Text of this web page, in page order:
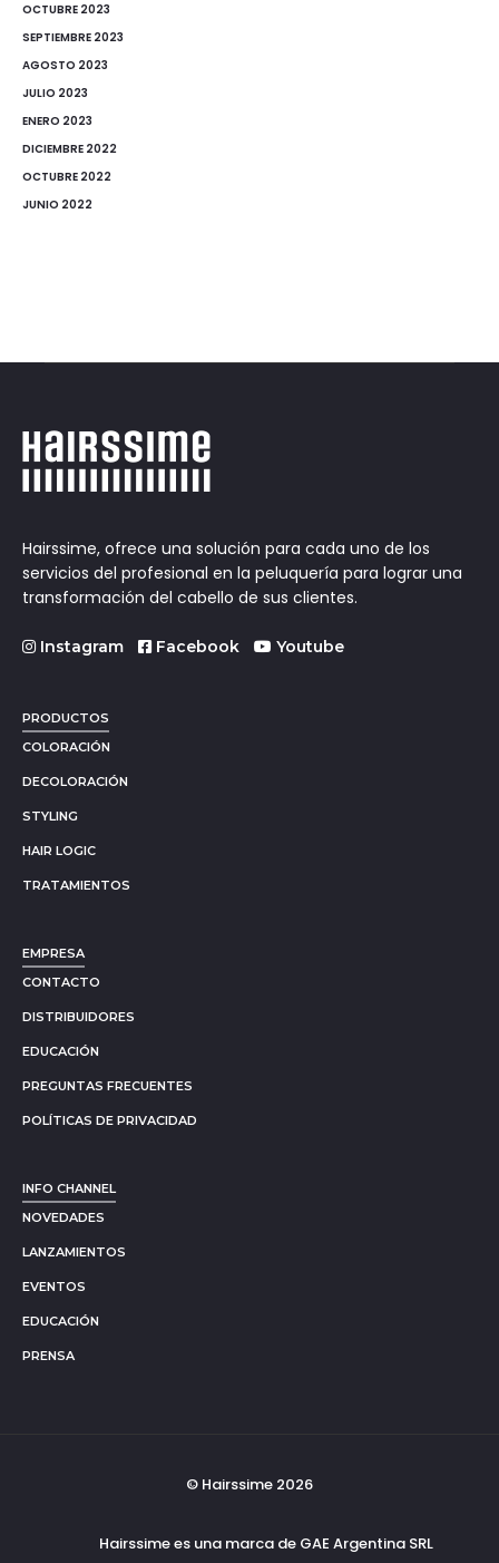
OCTUBRE 2023
SEPTIEMBRE 2023
AGOSTO 2023
JULIO 2023
ENERO 2023
DICIEMBRE 2022
OCTUBRE 2022
JUNIO 2022
Hairssime, ofrece una solución para cada uno de los
servicios del profesional en la peluquería para lograr una
transformación del cabello de sus clientes.
Instagram Facebook Youtube
PRODUCTOS
COLORACIÓN
DECOLORACIÓN
STYLING
HAIR LOGIC
TRATAMIENTOS
EMPRESA
CONTACTO
DISTRIBUIDORES
EDUCACIÓN
PREGUNTAS FRECUENTES
POLÍTICAS DE PRIVACIDAD
INFO CHANNEL
NOVEDADES
LANZAMIENTOS
EVENTOS
EDUCACIÓN
PRENSA
© Hairssime 2026
Hairssime es una marca de GAE Argentina SRL